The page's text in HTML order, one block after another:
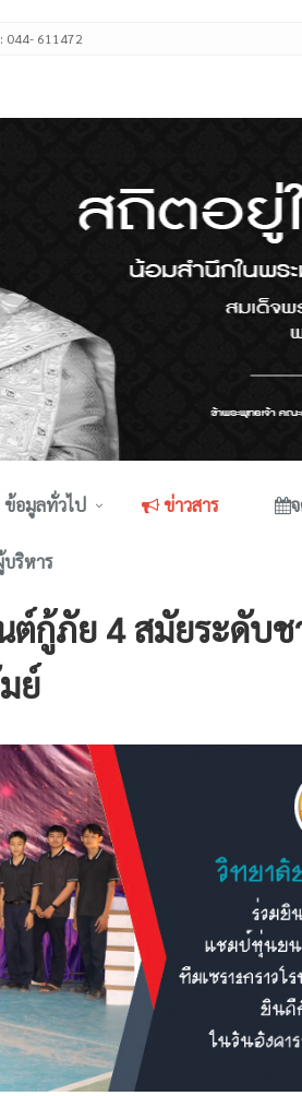
044- 611472
ข้อมูลทั่วไป ข่าวสาร
ริหาร
กู้ภัย 4 สมัยระดับช
ย์